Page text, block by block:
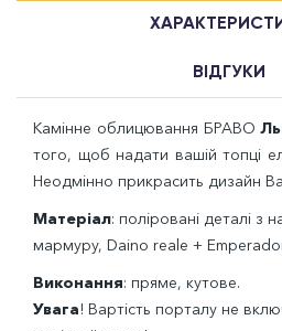
ВІДГУКИ
Камінне облицювання БРАВО
того, щоб надати вашій топці
Неодмінно прикрасить дизайн
Матеріал: поліровані деталі з
мармуру, Daino reale +
Виконання: пряме, кутове.
Увага! Вартість порталу не